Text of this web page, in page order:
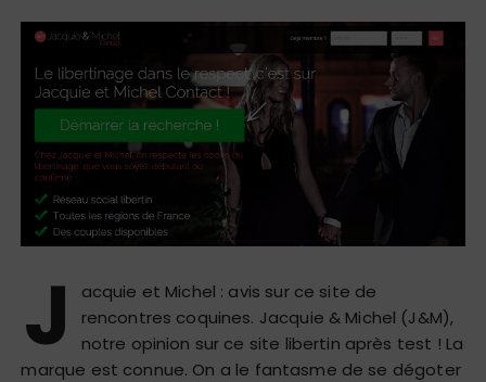
J
acquie et Michel : avis sur ce site de
rencontres coquines. Jacquie & Michel (J&M),
notre opinion sur ce site libertin après test ! La
marque est connue. On a le fantasme de se dégoter